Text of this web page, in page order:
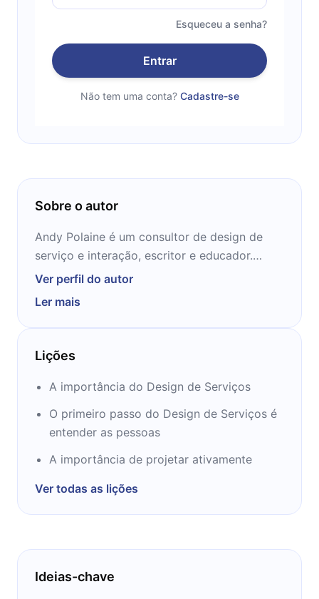
Esqueceu a senha?
Entrar
Não tem uma conta? Cadastre-se
Sobre o autor
Andy Polaine é um consultor de design de
serviço e interação, escritor e educador.
Envolvido com design de interação desde o
grupo de mídia Antirom, em Londres.
Também foi Produtor Criativo na Razorfish
(UK) e Diretor de Interação na Animal Logic
(Sidney). Foi Diretor da School of Media Arts
na The University of New South Wales. Tem
Trabalhou com grandes clientes como BBC,
ABC Australia, The Science Museum, NatWest
Bank e muitos outros.
Ver perfil do autor
Ler mais
Lições
A importância do Design de Serviços
O primeiro passo do Design de Serviços é
entender as pessoas
A importância de projetar ativamente
Ver todas as lições
Ideias-chave